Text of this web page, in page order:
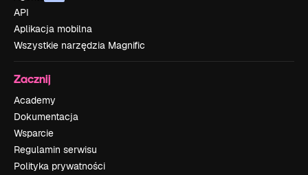
API
Aplikacja mobilna
Wszystkie narzędzia Magnific
Zacznij
Academy
Dokumentacja
Wsparcie
Regulamin serwisu
Polityka prywatności